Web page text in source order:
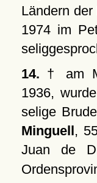
Ländern
1974 im
14. † am
1936,
selige
Minguell,
Juan de